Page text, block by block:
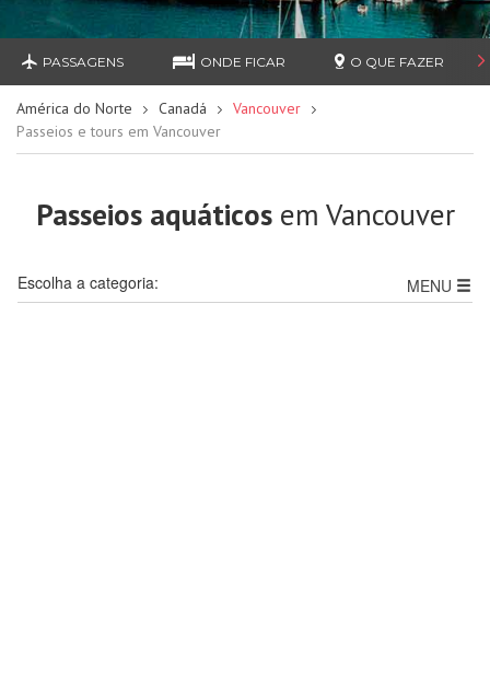
PASSAGENS ONDE FICAR O QUE FAZER
América do Norte Canadá
Vancouver
Passeios e tours em Vancouver
Passeios aquáticosem Vancouver
MENU
Escolha a categoria: